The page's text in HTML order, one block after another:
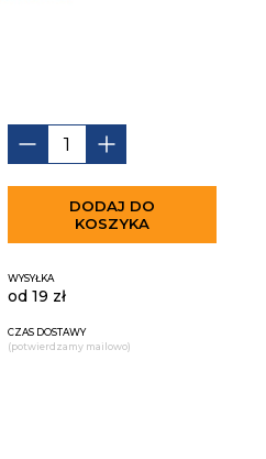
DODAJ DO
KOSZYKA
WYSYŁKA
od 19 zł
CZAS DOSTAWY
(potwierdzamy mailowo)